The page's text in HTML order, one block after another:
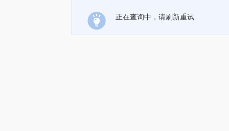
正在查询中，请刷新重试